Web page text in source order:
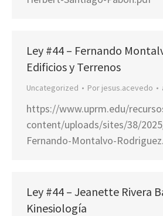
Ley #44 – Fernando
Edificios y Terrenos
Uncategorized Por jesus.acevedo
https://www.uprm.edu/
content/uploads/sites/38/
Fernando-Montalvo-
Ley #44 – Jeanette Rivera
Kinesiología